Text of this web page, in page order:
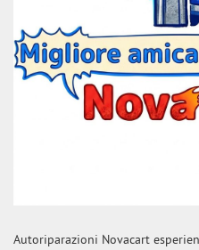
Autoriparazioni Novacart